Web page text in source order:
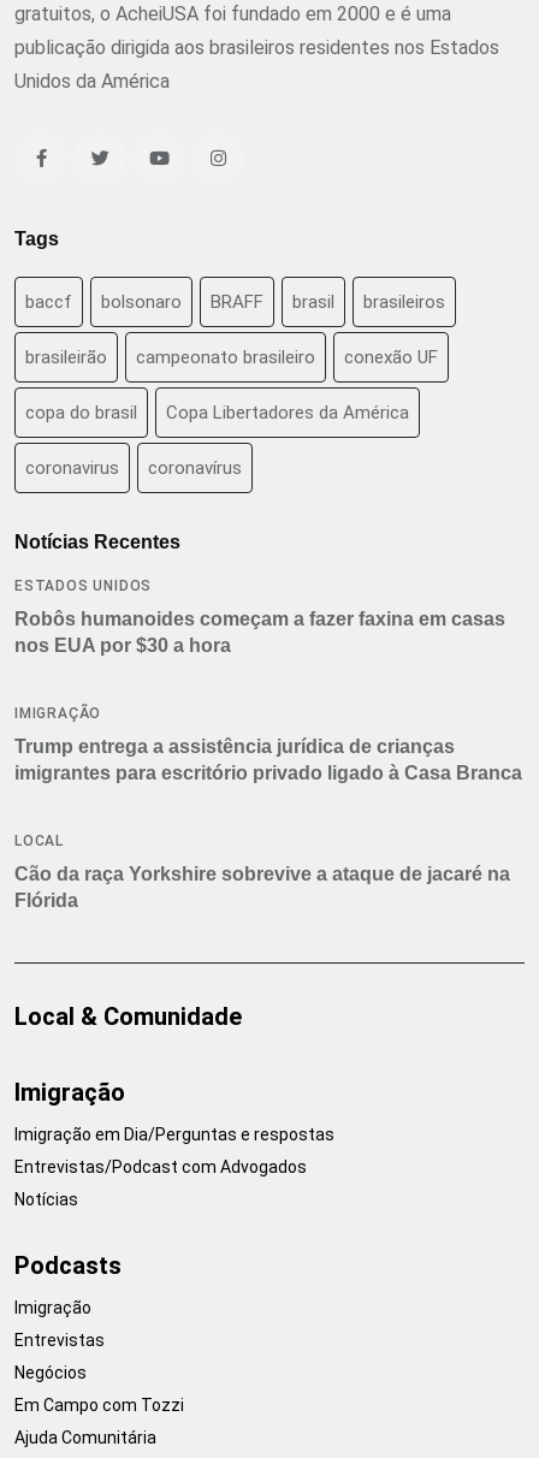
gratuitos, o AcheiUSA foi fundado em 2000 e é uma
publicação dirigida aos brasileiros residentes nos Estados
Unidos da América
Tags
baccf bolsonaro BRAFF brasil brasileiros
brasileirão campeonato brasileiro conexão UF
copa do brasil Copa Libertadores da América
coronavirus coronavírus
Notícias Recentes
ESTADOS UNIDOS
Robôs humanoides começam a fazer faxina em casas
nos EUA por $30 a hora
IMIGRAÇÃO
Trump entrega a assistência jurídica de crianças
imigrantes para escritório privado ligado à Casa Branca
LOCAL
Cão da raça Yorkshire sobrevive a ataque de jacaré na
Flórida
Local & Comunidade
Imigração
Imigração em Dia/Perguntas e respostas
Entrevistas/Podcast com Advogados
Notícias
Podcasts
Imigração
Entrevistas
Negócios
Em Campo com Tozzi
Ajuda Comunitária